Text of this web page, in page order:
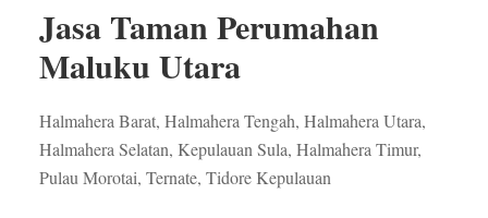
Jasa Taman Perumahan
Maluku Utara
Halmahera Barat, Halmahera Tengah, Halmahera Utara,
Halmahera Selatan, Kepulauan Sula, Halmahera Timur,
Pulau Morotai, Ternate, Tidore Kepulauan